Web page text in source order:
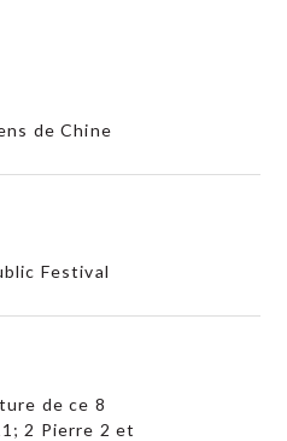
de Chine
Festival
de ce 8
2 Pierre 2 et